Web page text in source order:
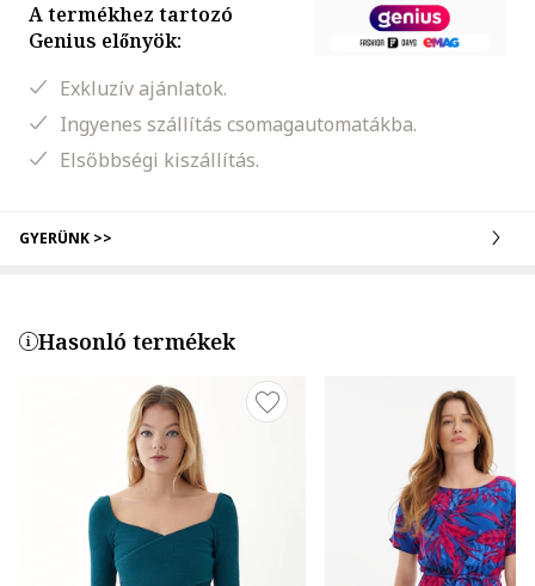
A termékhez tartozó
Genius előnyök:
Exkluzív ajánlatok.
Ingyenes szállítás csomagautomatákba.
Elsőbbségi kiszállítás.
GYERÜNK >>
Hasonló termékek